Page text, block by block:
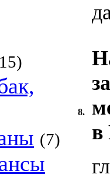
(7)
8.
в